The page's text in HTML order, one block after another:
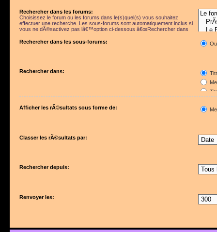
Rechercher dans les forums:
Choisissez le forum ou les forums dans le(s)quel(s) vous souhaitez
effectuer une recherche. Les sous-forums sont automatiquement inclus si
vous ne dÃ©sactivez pas lâ€™option ci-dessous â€œRechercher dans
Rechercher dans les sous-forums:
Rechercher dans:
Afficher les rÃ©sultats sous forme de:
Classer les rÃ©sultats par:
Rechercher depuis:
Renvoyer les: